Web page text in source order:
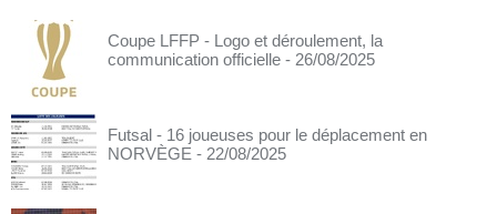
Coupe LFFP - Logo et déroulement, la
communication officielle - 26/08/2025
Futsal - 16 joueuses pour le déplacement en
NORVÈGE - 22/08/2025